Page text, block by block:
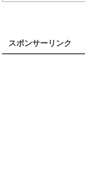
スポンサーリンク